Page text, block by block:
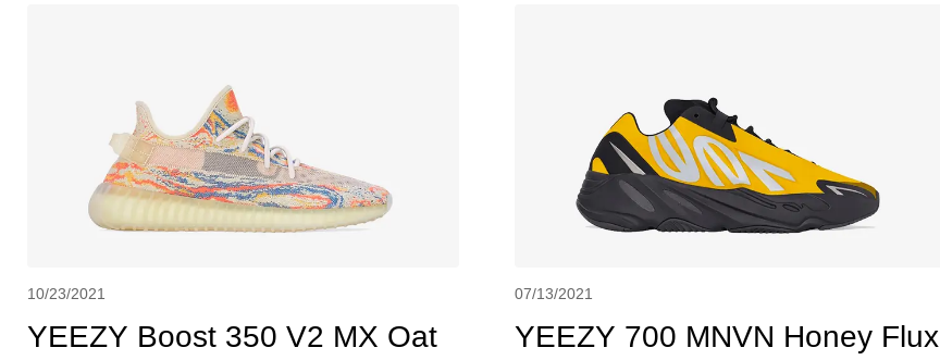
10/23/2021
YEEZY Boost 350 V2 MX Oat
07/13/2021
YEEZY 700 MNVN Honey Flux